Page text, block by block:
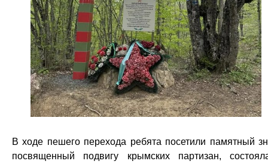
В ходе пешего перехода ребята посетили памятный
посвященный подвигу крымских партизан,